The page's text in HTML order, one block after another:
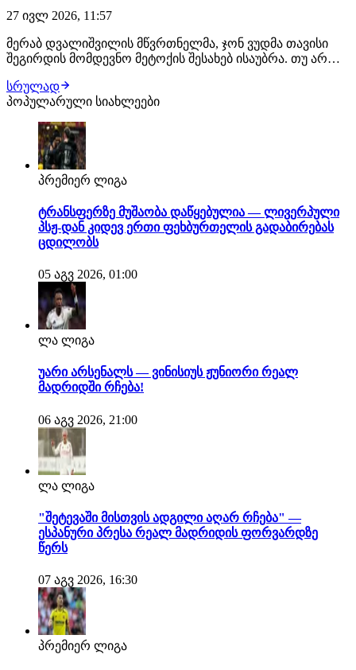
27 ივლ 2026, 11:57
მერაბ დვალიშვილის მწვრთნელმა, ჯონ ვუდმა თავისი
შეგირდის მომდევნო მეტოქის შესახებ ისაუბრა. თუ არ
მებრძოლის შემდეგი მოწინააღმდეგე კვლავ პიოტრ იანი
იქნება. შეგახსენებთ, ეს მათი მე-3 ჩხუბი გამოვა. "თუ იანის
მხრიდან რაიმე არ შეიცვალა, დვალიშვილი…
სრულად
პოპულარული სიახლეები
პრემიერ ლიგა
ტრანსფერზე მუშაობა დაწყებულია — ლივერპული
პსჟ-დან კიდევ ერთი ფეხბურთელის გადაბირებას
ცდილობს
05 აგვ 2026, 01:00
ლა ლიგა
უარი არსენალს — ვინისიუს ჟუნიორი რეალ
მადრიდში რჩება!
06 აგვ 2026, 21:00
ლა ლიგა
"შეტევაში მისთვის ადგილი აღარ რჩება" —
ესპანური პრესა რეალ მადრიდის ფორვარდზე
წერს
07 აგვ 2026, 16:30
პრემიერ ლიგა